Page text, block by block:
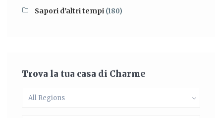
Sapori d'altri tempi (180)
Trova la tua casa di Charme
All Regions